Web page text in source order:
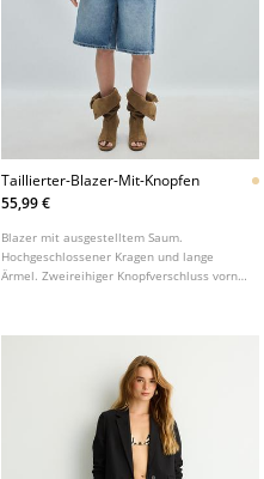
Taillierter-Blazer-Mit-Knopfen
55,99 €
Blazer mit ausgestelltem Saum.
Hochgeschlossener Kragen und lange
Ärmel. Zweireihiger Knopfverschluss vorne.